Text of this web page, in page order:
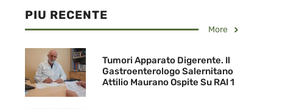
PIU RECENTE
More
Tumori Apparato Digerente. Il
Gastroenterologo Salernitano
Attilio Maurano Ospite Su RAI 1